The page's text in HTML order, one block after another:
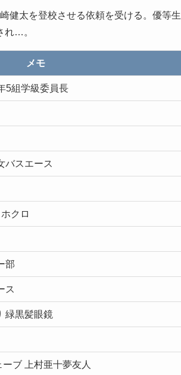
健太を登校させる依頼を受ける。優等生
れ…。
メモ
5組学級委員長
バスエース
クロ
部
ス
緑黒髪眼鏡
ブ 上村亜十夢友人